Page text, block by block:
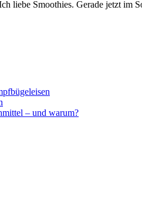
liebe Smoothies. Gerade jetzt im
– und warum?